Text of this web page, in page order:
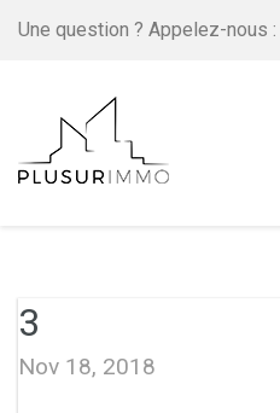
Une question ? Appelez-nous :
3
Nov 18, 2018